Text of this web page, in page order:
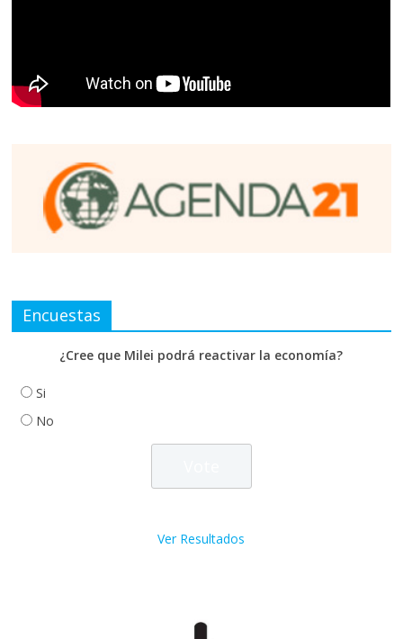
Encuestas
¿Cree que Milei podrá reactivar la economía?
Si
No
Ver Resultados